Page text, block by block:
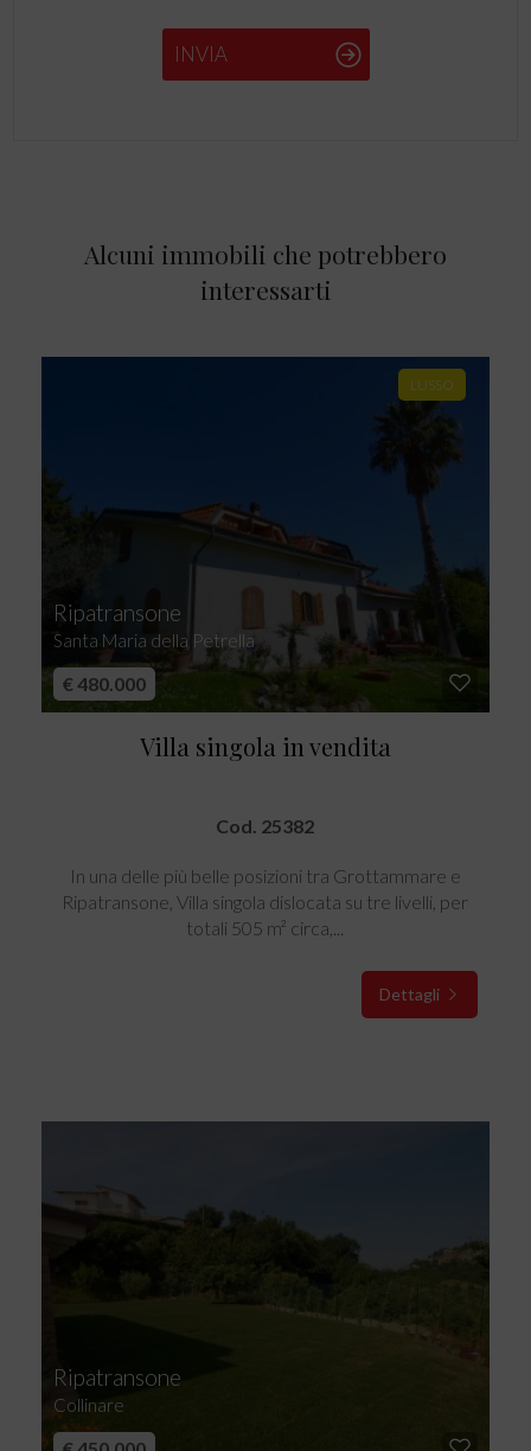
INVIA
Alcuni immobili che potrebbero
interessarti
LUSSO
Ripatransone
Santa Maria della Petrella
€ 480.000
Villa singola in vendita
Cod. 25382
In una delle più belle posizioni tra Grottammare e
Ripatransone, Villa singola dislocata su tre livelli, per
totali 505 m² circa,...
Dettagli
Ripatransone
Collinare